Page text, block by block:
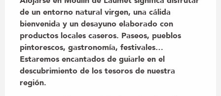
de un entorno natural virgen, una cálida
bienvenida y un desayuno elaborado con
productos locales caseros. Paseos, pueblos
pintorescos, gastronomía, festivales…
Estaremos encantados de guiarle en el
descubrimiento de los tesoros de nuestra
región.